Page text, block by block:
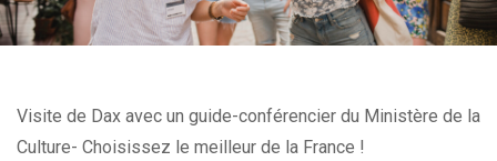
Visite de Dax avec un guide-conférencier du Ministère de la
Culture- Choisissez le meilleur de la France !